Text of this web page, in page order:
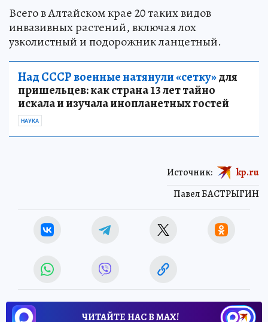
Всего в Алтайском крае 20 таких видов
инвазивных растений, включая лох
узколистный и подорожник ланцетный.
Над СССР военные натянули «сетку»для
пришельцев: как страна 13 лет тайно
искала и изучала инопланетных гостей
НАУКА
Павел БАСТРЫГИН
Источник: kp.ru
ЧИТАЙТЕ НАС В МАХ!